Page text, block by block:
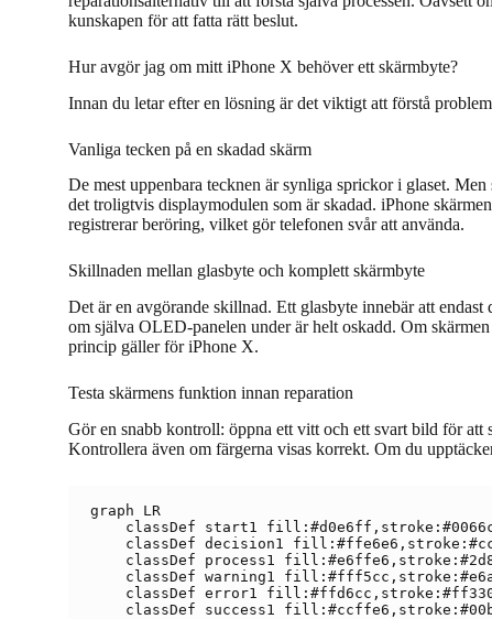
kunskapen för att fatta rätt beslut.
Hur avgör jag om mitt iPhone X behöver ett skärmbyte?
Innan du letar efter en lösning är det viktigt att förstå
Vanliga tecken på en skadad skärm
De mest uppenbara tecknen är synliga sprickor i glaset.
det troligtvis displaymodulen som är skadad. iPhone
registrerar beröring, vilket gör telefonen svår att använda.
Skillnaden mellan glasbyte och komplett skärmbyte
Det är en avgörande skillnad. Ett glasbyte innebär att
om själva OLED-panelen under är helt oskadd. Om
princip gäller för iPhone X.
Testa skärmens funktion innan reparation
Gör en snabb kontroll: öppna ett vitt och ett svart bild för att
Kontrollera även om färgerna visas korrekt. Om du
graph LR
classDef start1
classDef decision1
classDef process1
classDef warning1
classDef error1
classDef success1